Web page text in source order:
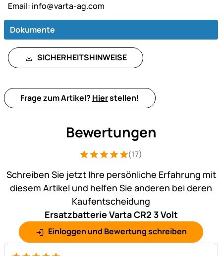
Email: info@varta-ag.com
Dokumente
SICHERHEITSHINWEISE
Frage zum Artikel? Hierstellen!
Bewertungen
Bewertung: 5 von 5 (17 Bewertungen)
17 Bewertungen
(17)
Schreiben Sie jetzt Ihre persönliche Erfahrung mit
diesem Artikel und helfen Sie anderen bei deren
Kaufentscheidung
Ersatzbatterie Varta CR2 3 Volt
Einloggen und Bewertung schreiben